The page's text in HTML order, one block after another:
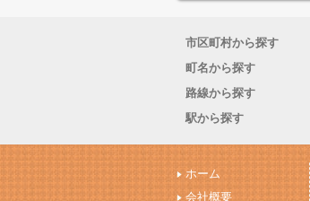
市区町村から探す
町名から探す
路線から探す
駅から探す
ホーム
会社概要